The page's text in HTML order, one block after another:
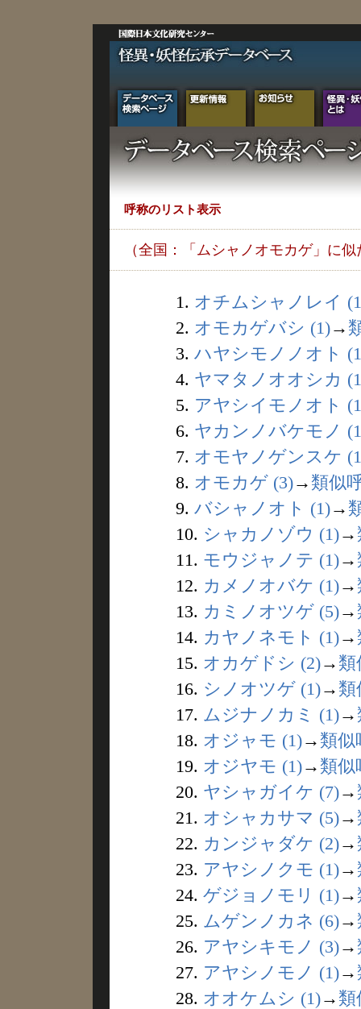
呼称のリスト表示
（全国：「ムシャノオモカゲ」に
1. オチムシャノレイ
2. オモカゲバシ (1)→
3. ハヤシモノノオト
4. ヤマタノオオシカ
5. アヤシイモノオト
6. ヤカンノバケモノ
7. オモヤノゲンスケ
8. オモカゲ (3)→ 類似
9. バシャノオト (1)→
10. シャカノゾウ (1)→
11. モウジャノテ (1)→
12. カメノオバケ (1)→
13. カミノオツゲ (5)→
14. カヤノネモト (1)→
15. オカゲドシ (2)→ 類
16. シノオツゲ (1)→ 類
17. ムジナノカミ (1)→
18. オジャモ (1)→ 類似
19. オジヤモ (1)→ 類似
20. ヤシャガイケ (7)→
21. オシャカサマ (5)→
22. カンジャダケ (2)→
23. アヤシノクモ (1)→
24. ゲジョノモリ (1)→
25. ムゲンノカネ (6)→
26. アヤシキモノ (3)→
27. アヤシノモノ (1)→
28. オオケムシ (1)→ 類